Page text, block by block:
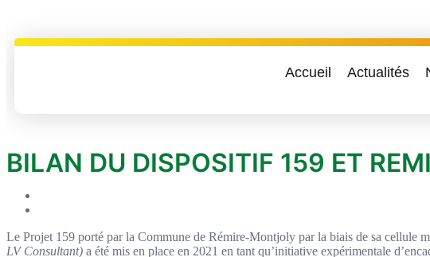
Accueil Actualités
BILAN DU DISPOSITIF 159 ET
Le Projet 159 porté par la Commune de Rémire-Montjoly par la biais de sa cellule
LV Consultant) a été mis en place en 2021 en tant qu’initiative expérimentale